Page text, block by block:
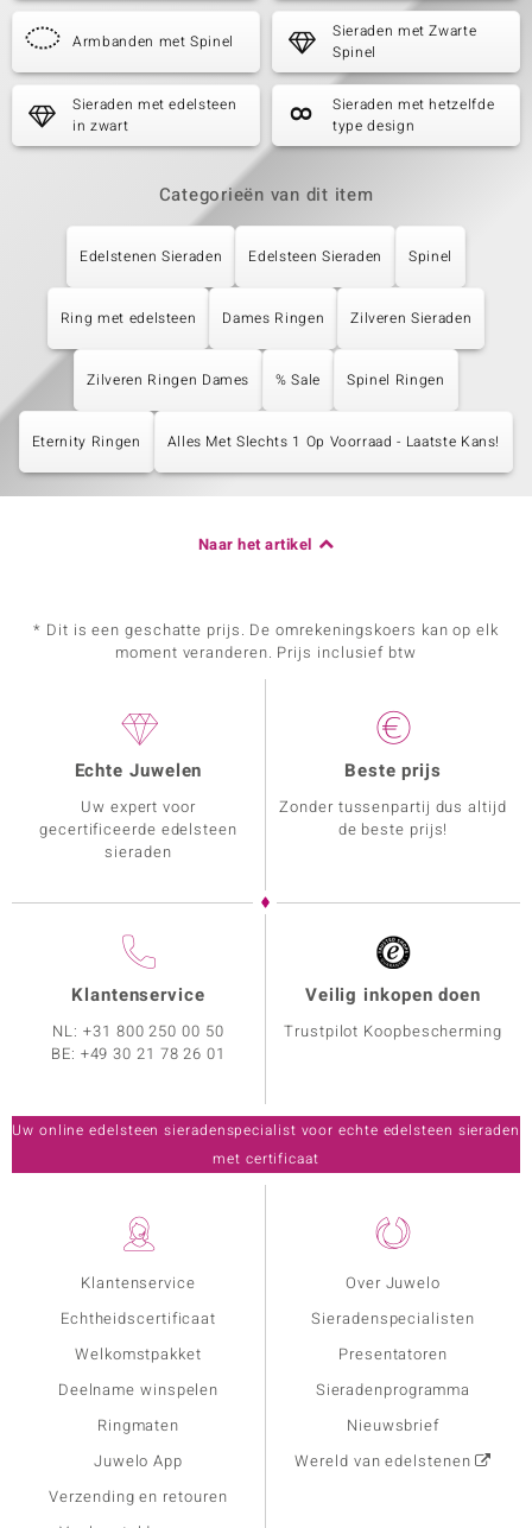
Armbanden met Spinel
Sieraden met Zwarte
Spinel
Sieraden met edelsteen
in zwart
Sieraden met hetzelfde
type design
Categorieën van dit item
Edelstenen Sieraden Edelsteen Sieraden Spinel
Ring met edelsteen Dames Ringen Zilveren Sieraden
Zilveren Ringen Dames % Sale Spinel Ringen
Eternity Ringen Alles Met Slechts 1 Op Voorraad - Laatste Kans!
Naar het artikel
* Dit is een geschatte prijs. De omrekeningskoers kan op elk
moment veranderen. Prijs inclusief btw
Klantenservice
Echtheidscertificaat
Welkomstpakket
Deelname winspelen
Ringmaten
Juwelo App
Verzending en retouren
Over Juwelo
Sieradenspecialisten
Presentatoren
Sieradenprogramma
Nieuwsbrief
Wereld van edelstenen
Echte Juwelen
Uw expert voor
gecertificeerde edelsteen
sieraden
Beste prijs
Zonder tussenpartij dus altijd
de beste prijs!
Klantenservice
NL:+31 800 250 00 50
BE: +49 30 21 78 26 01
Veilig inkopen doen
Trustpilot Koopbescherming
Uw online edelsteen sieradenspecialist voor echte edelsteen sieraden
met certificaat